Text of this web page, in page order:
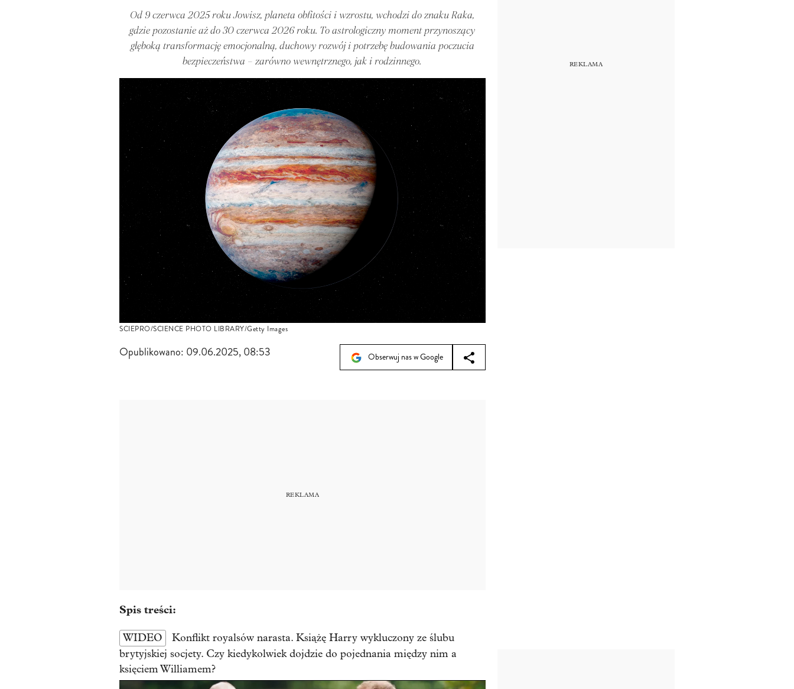
Od 9 czerwca 2025 roku Jowisz, planeta obfitości i wzrostu, wchodzi do znaku Raka,
gdzie pozostanie aż do 30 czerwca 2026 roku. To astrologiczny moment przynoszący
głęboką transformację emocjonalną, duchowy rozwój i potrzebę budowania poczucia
bezpieczeństwa – zarówno wewnętrznego, jak i rodzinnego.
SCIEPRO/SCIENCE PHOTO LIBRARY/Getty Images
Opublikowano: 09.06.2025, 08:53 Obserwuj nas w Google
Spis treści:
WIDEO
Konflikt royalsów narasta. Książę Harry wykluczony ze ślubu
brytyjskiej socjety. Czy kiedykolwiek dojdzie do pojednania między nim a
księciem Williamem?